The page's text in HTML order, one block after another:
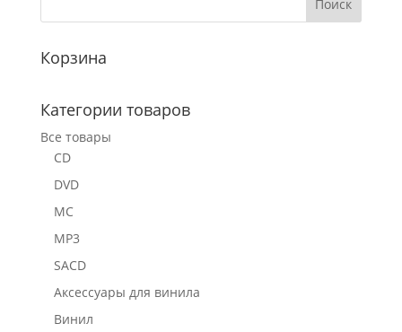
Корзина
Категории товаров
Все товары
CD
DVD
MC
MP3
SACD
Аксессуары для винила
Винил